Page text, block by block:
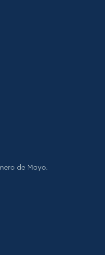
de Mayo.